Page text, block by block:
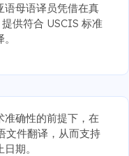
语母语译员凭借在真
供符合 USCIS 标准
准确性的前提下，在
文件翻译，从而支持
期。